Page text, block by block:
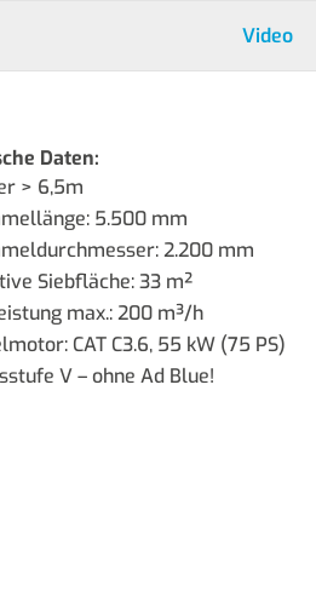
Video
Daten:
> 6,5m
5.500 mm
2.200 mm
Siebfläche: 33 m²
max.: 200 m³/h
CAT C3.6, 55 kW (75 PS)
V – ohne Ad Blue!